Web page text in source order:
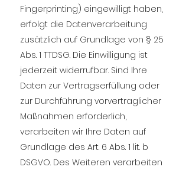
Fingerprinting) eingewilligt haben,
erfolgt die Datenverarbeitung
zusätzlich auf Grundlage von § 25
Abs. 1 TTDSG. Die Einwilligung ist
jederzeit widerrufbar. Sind Ihre
Daten zur Vertragserfüllung oder
zur Durchführung vorvertraglicher
Maßnahmen erforderlich,
verarbeiten wir Ihre Daten auf
Grundlage des Art. 6 Abs. 1 lit. b
DSGVO. Des Weiteren verarbeiten